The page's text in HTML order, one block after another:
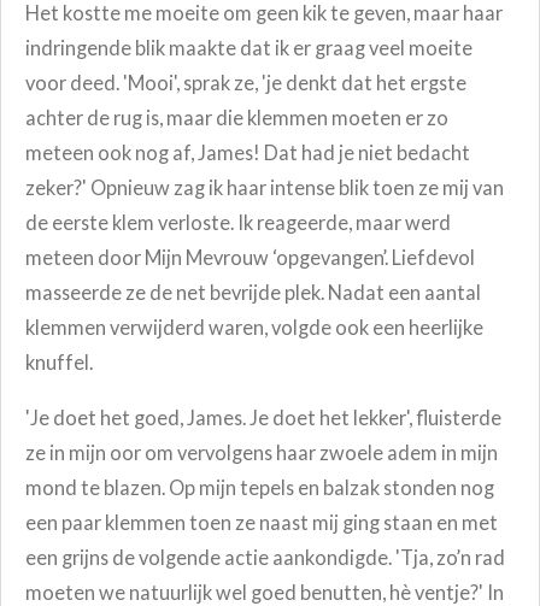
Het kostte me moeite om geen kik te geven, maar haar
indringende blik maakte dat ik er graag veel moeite
voor deed. 'Mooi', sprak ze, 'je denkt dat het ergste
achter de rug is, maar die klemmen moeten er zo
meteen ook nog af, James! Dat had je niet bedacht
zeker?' Opnieuw zag ik haar intense blik toen ze mij van
de eerste klem verloste. Ik reageerde, maar werd
meteen door Mijn Mevrouw ‘opgevangen’. Liefdevol
masseerde ze de net bevrijde plek. Nadat een aantal
klemmen verwijderd waren, volgde ook een heerlijke
knuffel.
'Je doet het goed, James. Je doet het lekker', fluisterde
ze in mijn oor om vervolgens haar zwoele adem in mijn
mond te blazen. Op mijn tepels en balzak stonden nog
een paar klemmen toen ze naast mij ging staan en met
een grijns de volgende actie aankondigde. 'Tja, zo’n rad
moeten we natuurlijk wel goed benutten, hè ventje?' In